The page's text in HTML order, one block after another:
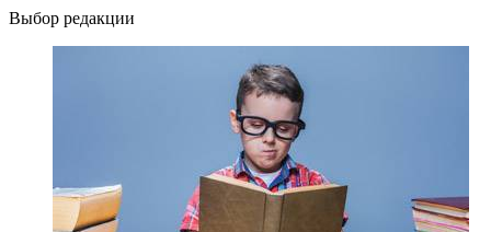
Выбор редакции